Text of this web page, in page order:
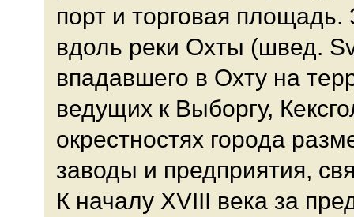
порт и торговая
вдоль реки Охты (швед.
впадавшего в Охту на
ведущих к Выборгу,
окрестностях города
заводы и предприятия,
К началу XVIII века за